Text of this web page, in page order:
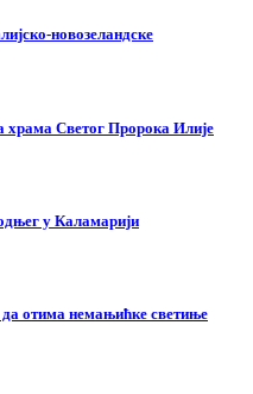
новозеландске
храма Светог Пророка Илије
у Каламарији
отима немањићке светиње